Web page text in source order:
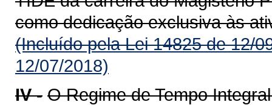
como dedicação exclusiva às
(Incluído pela Lei 14825 de 12/
12/07/2018)
IV - O Regime de Tempo